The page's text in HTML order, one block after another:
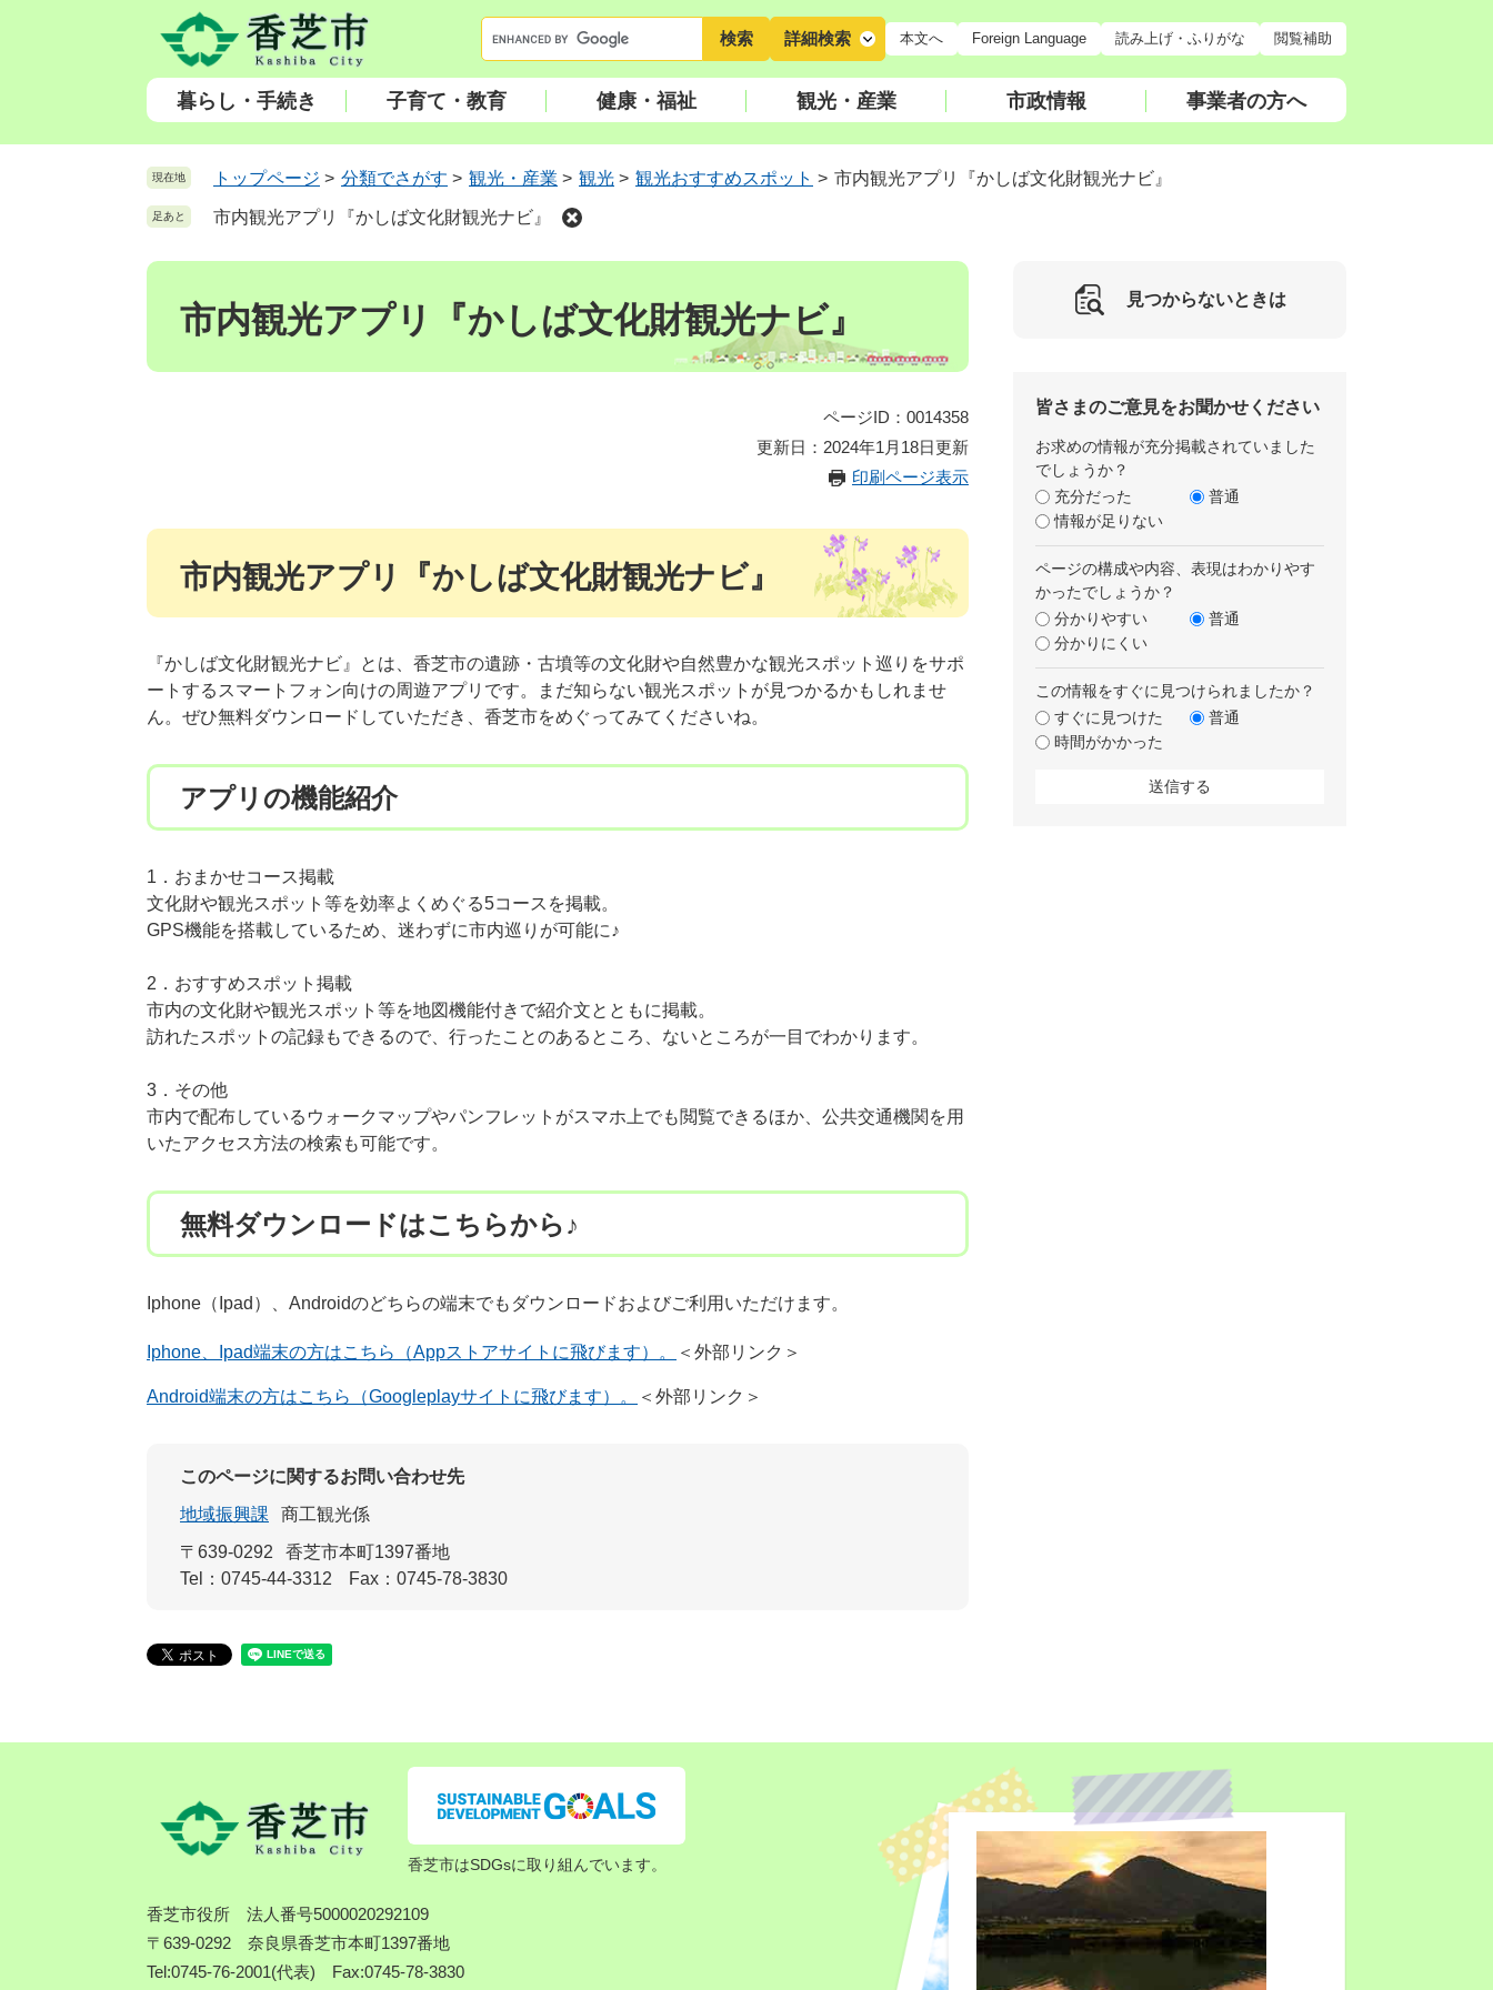
頭
飛
ー
ワ
ー
索
詳細検索 本文へ Foreign Language 読み上げ・ふりがな 閲覧補助
暮らし・手続き 子育て・教育 健康・福祉 観光・産業 市政情報 事業者の方へ
現在地 トップページ > 分類でさがす > 観光・産業 > 観光 > 観光おすすめスポット > 市内観光アプリ『かしば文化財観光ナビ』
足あと 市内観光アプリ『かしば文化財観光ナビ』
本
市内観光アプリ『かしば文化財観光ナビ』
ページID：0014358
更新日：2024年1月18日更新
印刷ページ表示
市内観光アプリ『かしば文化財観光ナビ』
『かしば文化財観光ナビ』とは、香芝市の遺跡・古墳等の文化財や自然豊かな観光スポット巡りをサポ
ートするスマートフォン向けの周遊アプリです。まだ知らない観光スポットが見つかるかもしれませ
ん。ぜひ無料ダウンロードしていただき、香芝市をめぐってみてくださいね。
アプリの機能紹介
1．おまかせコース掲載
文化財や観光スポット等を効率よくめぐる5コースを掲載。
GPS機能を搭載しているため、迷わずに市内巡りが可能に♪
2．おすすめスポット掲載
市内の文化財や観光スポット等を地図機能付きで紹介文とともに掲載。
訪れたスポットの記録もできるので、行ったことのあるところ、ないところが一目でわかります。
3．その他
市内で配布しているウォークマップやパンフレットがスマホ上でも閲覧できるほか、公共交通機関を用
いたアクセス方法の検索も可能です。
無料ダウンロードはこちらから♪
Iphone（Ipad）、Androidのどちらの端末でもダウンロードおよびご利用いただけます。
Iphone、Ipad端末の方はこちら（Appストアサイトに飛びます）。 ＜外部リンク＞
Android端末の方はこちら（Googleplayサイトに飛びます）。 ＜外部リンク＞
このページに関するお問い合わせ先
地域振興課
商工観光係
〒639-0292
香芝市本町1397番地
Tel：0745-44-3312
Fax：0745-78-3830
見つからないときは
皆さまのご意見をお聞かせください
お求めの情報が充分掲載されていました
でしょうか？
充分だった
普通
情報が足りない
ページの構成や内容、表現はわかりやす
かったでしょうか？
分かりやすい
普通
分かりにくい
この情報をすぐに見つけられましたか？
すぐに見つけた
普通
時間がかかった
香芝市はSDGsに取り組んでいます。
香芝市役所
法人番号5000020292109
〒639-0292 奈良県香芝市本町1397番地
Tel:0745-76-2001(代表) Fax:0745-78-3830